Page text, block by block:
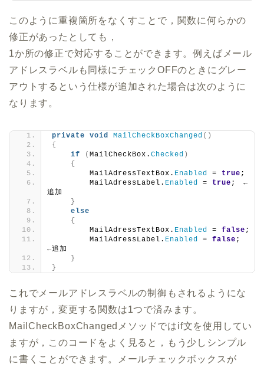
このように重複箇所をなくすことで，関数に何らかの
修正があったとしても，
1か所の修正で対応することができます。例えばメール
アドレスラベルも同様にチェックOFFのときにグレー
アウトするという仕様が追加された場合は次のように
なります。
private void MailCheckBoxChanged ()
{
if
( MailCheckBox. Checked )
{
        MailAdressTextBox.
Enabled = true ;
        MailAdressLabel.
Enabled = true ;　←
追加
}
else
{
        MailAdressTextBox.
Enabled = false ;
        MailAdressLabel.
Enabled = false ;
←追加
}
}
これでメールアドレスラベルの制御もされるようにな
りますが，変更する関数は1つで済みます。
MailCheckBoxChangedメソッドではif文を使用してい
ますが，このコードをよく見ると，もう少しシンプル
に書くことができます。メールチェックボックスが